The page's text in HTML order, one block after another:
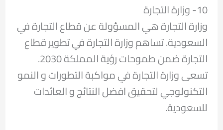
10- وزارة التجارة
وزارة التجارة هي المسؤولة عن قطاع التجارة في
السعودية. تساهم وزارة التجارة في تطوير قطاع
التجارة ضمن طموحات رؤية المملكة 2030.
تسعى وزارة التجارة في مواكبة التطورات و النمو
التكنولوجي لتحقيق افضل النتائج و العائدات
للسعودية.